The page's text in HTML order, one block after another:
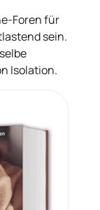
Foren für
sein.
Isolation.